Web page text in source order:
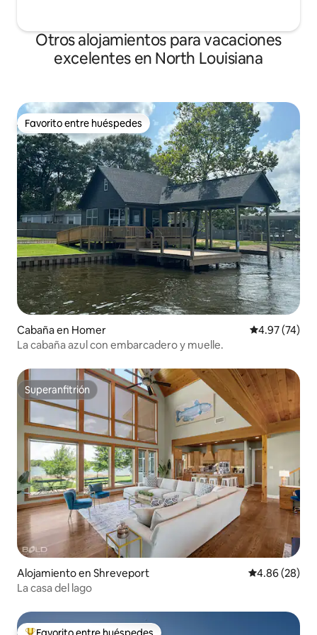
Otros alojamientos para vacaciones
excelentes en North Louisiana
Favorito entre huéspedes
Favorito entre huéspedes
Cabaña en Homer Calificación
4.97 (74)
La cabaña azul con embarcadero y muelle.
Superanfitrión
Superanfitrión
Alojamiento en Shreveport Calificación
4.86 (28)
La casa del lago